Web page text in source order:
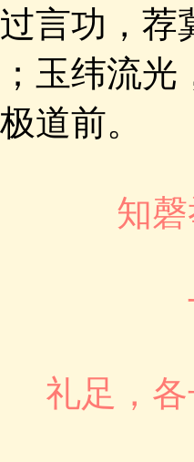
言功，
玉纬流
道前。
知
礼足，